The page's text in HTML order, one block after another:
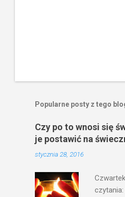
Popularne posty z tego
Czy po to wnosi się
je postawić na
stycznia 28, 2016
czytania: